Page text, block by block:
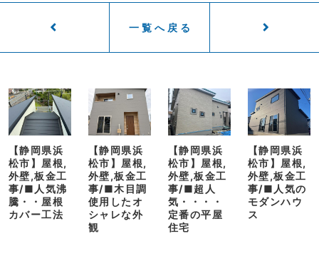
一覧へ戻る
【静岡県浜
松市】屋根,
外壁,板金工
事/■人気沸
騰・・屋根
カバー工法
【静岡県浜
松市】屋根,
外壁,板金工
事/■木目調
使用したオ
シャレな外
観
【静岡県浜
松市】屋根,
外壁,板金工
事/■超人
気・・・・
定番の平屋
住宅
【静岡県浜
松市】屋根,
外壁,板金工
事/■人気の
モダンハウ
ス